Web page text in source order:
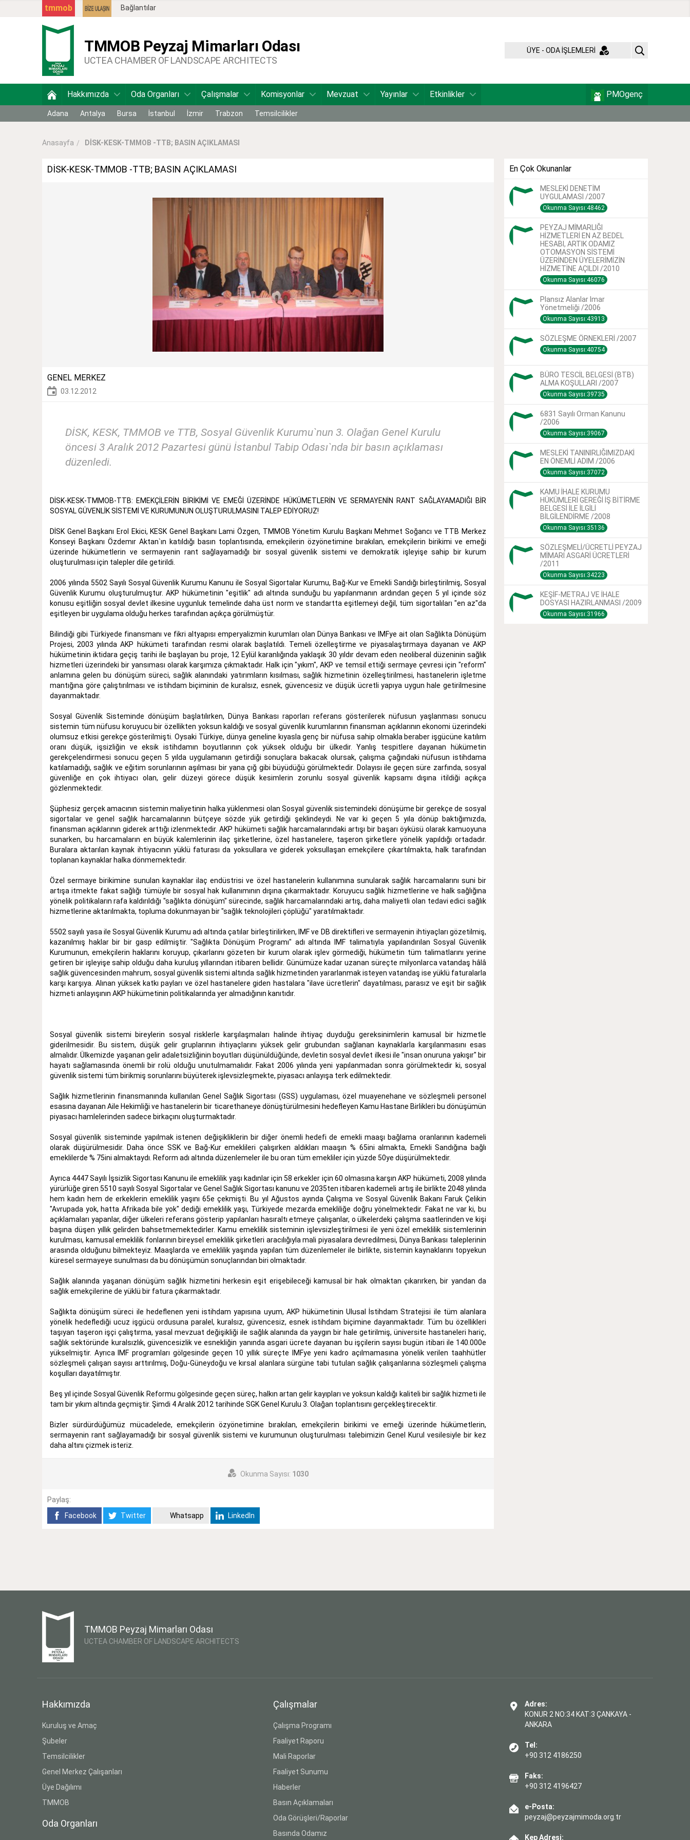
Bağlantılar
tmmob
TMMOB Peyzaj Mimarları Odası
UCTEA CHAMBER OF LANDSCAPE ARCHITECTS
ÜYE - ODA İŞLEMLERİ
Hakkımızda Oda Organları Çalışmalar Komisyonlar Mevzuat Yayınlar Etkinlikler PMOgenç
Adana Antalya Bursa İstanbul İzmir Trabzon Temsilcilikler
Anasayfa DİSK-KESK-TMMOB -TTB; BASIN AÇIKLAMASI
DİSK-KESK-TMMOB -TTB; BASIN AÇIKLAMASI
GENEL MERKEZ
03.12.2012
DİSK, KESK, TMMOB ve TTB, Sosyal Güvenlik Kurumu`nun 3. Olağan Genel Kurulu
öncesi 3 Aralık 2012 Pazartesi günü İstanbul Tabip Odası`nda bir basın açıklaması
düzenledi.
DİSK-KESK-TMMOB-TTB: EMEKÇİLERİN BİRİKİMİ VE EMEĞİ ÜZERİNDE HÜKÜMETLERİN VE SERMAYENİN RANT SAĞLAYAMADIĞI BİR
SOSYAL GÜVENLİK SİSTEMİ VE KURUMUNUN OLUŞTURULMASINI TALEP EDİYORUZ!
DİSK Genel Başkanı Erol Ekici, KESK Genel Başkanı Lami Özgen, TMMOB Yönetim Kurulu Başkanı Mehmet Soğancı ve TTB Merkez
Konseyi Başkanı Özdemır Aktan`ın katıldığı basın toplantısında, emekçilerin özyönetimine bırakılan, emekçilerin birikimi ve emeği
üzerinde hükümetlerin ve sermayenin rant sağlayamadığı bir sosyal güvenlik sistemi ve demokratik işleyişe sahip bir kurum
oluşturulması için talepler dile getirildi.
2006 yılında 5502 Sayılı Sosyal Güvenlik Kurumu Kanunu ile Sosyal Sigortalar Kurumu, Bağ-Kur ve Emekli Sandığı birleştirilmiş, Sosyal
Güvenlik Kurumu oluşturulmuştur. AKP hükümetinin "eşitlik" adı altında sunduğu bu yapılanmanın ardından geçen 5 yıl içinde söz
konusu eşitliğin sosyal devlet ilkesine uygunluk temelinde daha üst norm ve standartta eşitlemeyi değil, tüm sigortalıları "en az"da
eşitleyen bir uygulama olduğu herkes tarafından açıkça görülmüştür.
Bilindiği gibi Türkiyede finansmanı ve fikri altyapısı emperyalizmin kurumları olan Dünya Bankası ve IMFye ait olan Sağlıkta Dönüşüm
Projesi, 2003 yılında AKP hükümeti tarafından resmi olarak başlatıldı. Temeli özelleştirme ve piyasalaştırmaya dayanan ve AKP
hükümetinin iktidara geçiş tarihi ile başlayan bu proje, 12 Eylül karanlığında yaklaşık 30 yıldır devam eden neoliberal düzeninin sağlık
hizmetleri üzerindeki bir yansıması olarak karşımıza çıkmaktadır. Halk için "yıkım", AKP ve temsil ettiği sermaye çevresi için "reform"
anlamına gelen bu dönüşüm süreci, sağlık alanındaki yatırımların kısılması, sağlık hizmetinin özelleştirilmesi, hastanelerin işletme
mantığına göre çalıştırılması ve istihdam biçiminin de kuralsız, esnek, güvencesiz ve düşük ücretli yapıya uygun hale getirilmesine
dayanmaktadır.
Sosyal Güvenlik Sisteminde dönüşüm başlatılırken, Dünya Bankası raporları referans gösterilerek nüfusun yaşlanması sonucu
sistemin tüm nüfusu koruyucu bir özellikten yoksun kaldığı ve sosyal güvenlik kurumlarının finansman açıklarının ekonomi üzerindeki
olumsuz etkisi gerekçe gösterilmişti. Oysaki Türkiye, dünya geneline kıyasla genç bir nüfusa sahip olmakla beraber işgücüne katılım
oranı düşük, işsizliğin ve eksik istihdamın boyutlarının çok yüksek olduğu bir ülkedir. Yanlış tespitlere dayanan hükümetin
gerekçelendirmesi sonucu geçen 5 yılda uygulamanın getirdiği sonuçlara bakacak olursak, çalışma çağındaki nüfusun istihdama
katılamadığı, sağlık ve eğitim sorunlarının aşılması bir yana çığ gibi büyüdüğü görülmektedir. Dolayısı ile geçen süre zarfında, sosyal
güvenliğe en çok ihtiyacı olan, gelir düzeyi görece düşük kesimlerin zorunlu sosyal güvenlik kapsamı dışına itildiği açıkça
gözlenmektedir.
Şüphesiz gerçek amacının sistemin maliyetinin halka yüklenmesi olan Sosyal güvenlik sistemindeki dönüşüme bir gerekçe de sosyal
sigortalar ve genel sağlık harcamalarının bütçeye sözde yük getirdiği şeklindeydi. Ne var ki geçen 5 yıla dönüp baktığımızda,
finansman açıklarının giderek arttığı izlenmektedir. AKP hükümeti sağlık harcamalarındaki artışı bir başarı öyküsü olarak kamuoyuna
sunarken, bu harcamaların en büyük kalemlerinin ilaç şirketlerine, özel hastanelere, taşeron şirketlere yönelik yapıldığı ortadadır.
Buralara aktarılan kaynak ihtiyacının yüklü faturası da yoksullara ve giderek yoksullaşan emekçilere çıkartılmakta, halk tarafından
toplanan kaynaklar halka dönmemektedir.
Özel sermaye birikimine sunulan kaynaklar ilaç endüstrisi ve özel hastanelerin kullanımına sunularak sağlık harcamalarını suni bir
artışa itmekte fakat sağlığı tümüyle bir sosyal hak kullanımının dışına çıkarmaktadır. Koruyucu sağlık hizmetlerine ve halk sağlığına
yönelik politikaların rafa kaldırıldığı "sağlıkta dönüşüm" sürecinde, sağlık harcamalarındaki artış, daha maliyetli olan tedavi edici sağlık
hizmetlerine aktarılmakta, topluma dokunmayan bir "sağlık teknolojileri çöplüğü" yaratılmaktadır.
5502 sayılı yasa ile Sosyal Güvenlik Kurumu adı altında çatılar birleştirilirken, IMF ve DB direktifleri ve sermayenin ihtiyaçları gözetilmiş,
kazanılmış haklar bir bir gasp edilmiştir. "Sağlıkta Dönüşüm Programı" adı altında IMF talimatıyla yapılandırılan Sosyal Güvenlik
Kurumunun, emekçilerin haklarını koruyup, çıkarlarını gözeten bir kurum olarak işlev görmediği, hükümetin tüm talimatlarını yerine
getiren bir işleyişe sahip olduğu daha kuruluş yıllarından itibaren bellidir. Günümüze kadar uzanan süreçte milyonlarca vatandaş hâlâ
sağlık güvencesinden mahrum, sosyal güvenlik sistemi altında sağlık hizmetinden yararlanmak isteyen vatandaş ise yüklü faturalarla
karşı karşıya. Alınan yüksek katkı payları ve özel hastanelere giden hastalara "ilave ücretlerin" dayatılması, parasız ve eşit bir sağlık
hizmeti anlayışının AKP hükümetinin politikalarında yer almadığının kanıtıdır.
Sosyal güvenlik sistemi bireylerin sosyal risklerle karşılaşmaları halinde ihtiyaç duyduğu gereksinimlerin kamusal bir hizmetle
giderilmesidir. Bu sistem, düşük gelir gruplarının ihtiyaçlarını yüksek gelir grubundan sağlanan kaynaklarla karşılanmasını esas
almalıdır. Ülkemizde yaşanan gelir adaletsizliğinin boyutları düşünüldüğünde, devletin sosyal devlet ilkesi ile "insan onuruna yakışır" bir
hayatı sağlamasında önemli bir rolü olduğu unutulmamalıdır. Fakat 2006 yılında yeni yapılanmadan sonra görülmektedir ki, sosyal
güvenlik sistemi tüm birikmiş sorunlarını büyüterek işlevsizleşmekte, piyasacı anlayışa terk edilmektedir.
Sağlık hizmetlerinin finansmanında kullanılan Genel Sağlık Sigortası (GSS) uygulaması, özel muayenehane ve sözleşmeli personel
esasına dayanan Aile Hekimliği ve hastanelerin bir ticarethaneye dönüştürülmesini hedefleyen Kamu Hastane Birlikleri bu dönüşümün
piyasacı hamlelerinden sadece birkaçını oluşturmaktadır.
Sosyal güvenlik sisteminde yapılmak istenen değişikliklerin bir diğer önemli hedefi de emekli maaşı bağlama oranlarının kademeli
olarak düşürülmesidir. Daha önce SSK ve Bağ-Kur emeklileri çalışırken aldıkları maaşın % 65ini almakta, Emekli Sandığına bağlı
emeklilerde % 75ini almaktaydı. Reform adı altında düzenlemeler ile bu oran tüm emekliler için yüzde 50ye düşürülmektedir.
Ayrıca 4447 Sayılı İşsizlik Sigortası Kanunu ile emeklilik yaşı kadınlar için 58 erkekler için 60 olmasına karşın AKP hükümeti, 2008 yılında
yürürlüğe giren 5510 sayılı Sosyal Sigortalar ve Genel Sağlık Sigortası kanunu ve 2035ten itibaren kademeli artış ile birlikte 2048 yılında
hem kadın hem de erkeklerin emeklilik yaşını 65e çekmişti. Bu yıl Ağustos ayında Çalışma ve Sosyal Güvenlik Bakanı Faruk Çelikin
"Avrupada yok, hatta Afrikada bile yok" dediği emeklilik yaşı, Türkiyede mezarda emekliliğe doğru yönelmektedir. Fakat ne var ki, bu
açıklamaları yapanlar, diğer ülkeleri referans gösterip yapılanları hasıraltı etmeye çalışanlar, o ülkelerdeki çalışma saatlerinden ve kişi
başına düşen yıllık gelirden bahsetmemektedirler. Kamu emeklilik sisteminin işlevsizleştirilmesi ile yeni özel emeklilik sistemlerinin
kurulması, kamusal emeklilik fonlarının bireysel emeklilik şirketleri aracılığıyla mali piyasalara devredilmesi, Dünya Bankası taleplerinin
arasında olduğunu bilmekteyiz. Maaşlarda ve emeklilik yaşında yapılan tüm düzenlemeler ile birlikte, sistemin kaynaklarını topyekun
küresel sermayeye sunulması da bu dönüşümün sonuçlarından biri olmaktadır.
Sağlık alanında yaşanan dönüşüm sağlık hizmetini herkesin eşit erişebileceği kamusal bir hak olmaktan çıkarırken, bir yandan da
sağlık emekçilerine de yüklü bir fatura çıkarmaktadır.
Sağlıkta dönüşüm süreci ile hedeflenen yeni istihdam yapısına uyum, AKP hükümetinin Ulusal İstihdam Stratejisi ile tüm alanlara
yönelik hedeflediği ucuz işgücü ordusuna paralel, kuralsız, güvencesiz, esnek istihdam biçimine dayanmaktadır. Tüm bu özellikleri
taşıyan taşeron işçi çalıştırma, yasal mevzuat değişikliği ile sağlık alanında da yaygın bir hale getirilmiş, üniversite hastaneleri hariç,
sağlık sektöründe kuralsızlık, güvencesizlik ve esnekliğin yanında asgari ücrete dayanan bu işçilerin sayısı bugün itibari ile 140.000e
yükselmiştir. Ayrıca IMF programları gölgesinde geçen 10 yıllık süreçte IMFye yeni kadro açılmamasına yönelik verilen taahhütler
sözleşmeli çalışan sayısı arttırılmış, Doğu-Güneydoğu ve kırsal alanlara sürgüne tabi tutulan sağlık çalışanlarına sözleşmeli çalışma
koşulları dayatılmıştır.
Beş yıl içinde Sosyal Güvenlik Reformu gölgesinde geçen süreç, halkın artan gelir kayıpları ve yoksun kaldığı kaliteli bir sağlık hizmeti ile
tam bir yıkım altında geçmiştir. Şimdi 4 Aralık 2012 tarihinde SGK Genel Kurulu 3. Olağan toplantısını gerçekleştirecektir.
Bizler sürdürdüğümüz mücadelede, emekçilerin özyönetimine bırakılan, emekçilerin birikimi ve emeği üzerinde hükümetlerin,
sermayenin rant sağlayamadığı bir sosyal güvenlik sistemi ve kurumunun oluşturulması talebimizin Genel Kurul vesilesiyle bir kez
daha altını çizmek isteriz.
Okunma Sayısı: 1030
Paylaş:
Facebook
Twitter Whatsapp LinkedIn
En Çok Okunanlar
MESLEKİ DENETİM
UYGULAMASI /2007
Okunma Sayısı:48462
PEYZAJ MİMARLIĞI
HİZMETLERİ EN AZ BEDEL
HESABI, ARTIK ODAMIZ
OTOMASYON SİSTEMİ
ÜZERİNDEN ÜYELERİMİZİN
HİZMETİNE AÇILDI /2010
Okunma Sayısı:46076
Plansız Alanlar Imar
Yönetmeliği /2006
Okunma Sayısı:43913
SÖZLEŞME ÖRNEKLERİ /2007
Okunma Sayısı:40754
BÜRO TESCİL BELGESİ (BTB)
ALMA KOŞULLARI /2007
Okunma Sayısı:39735
6831 Sayılı Orman Kanunu
/2006
Okunma Sayısı:39067
MESLEKİ TANINIRLIĞIMIZDAKİ
EN ÖNEMLİ ADIM /2006
Okunma Sayısı:37072
KAMU İHALE KURUMU
HÜKÜMLERİ GEREĞİ İŞ BİTİRME
BELGESİ İLE İLGİLİ
BİLGİLENDİRME /2008
Okunma Sayısı:35136
SÖZLEŞMELİ/ÜCRETLİ PEYZAJ
MİMARI ASGARİ ÜCRETLERİ
/2011
Okunma Sayısı:34223
KEŞİF-METRAJ VE İHALE
DOSYASI HAZIRLANMASI /2009
Okunma Sayısı:31966
TMMOB Peyzaj Mimarları Odası
UCTEA CHAMBER OF LANDSCAPE ARCHITECTS
Hakkımızda
Kuruluş ve Amaç
Şubeler
Temsilcilikler
Genel Merkez Çalışanları
Üye Dağılımı
TMMOB
Oda Organları
Çalışmalar
Çalışma Programı
Faaliyet Raporu
Mali Raporlar
Faaliyet Sunumu
Haberler
Basın Açıklamaları
Oda Görüşleri/Raporlar
Basında Odamız
Adres:
KONUR 2 NO:34 KAT:3 ÇANKAYA -
ANKARA
Tel:
+90 312 4186250
Faks:
+90 312 4196427
e-Posta:
peyzaj@peyzajmimoda.org.tr
Kep Adresi: